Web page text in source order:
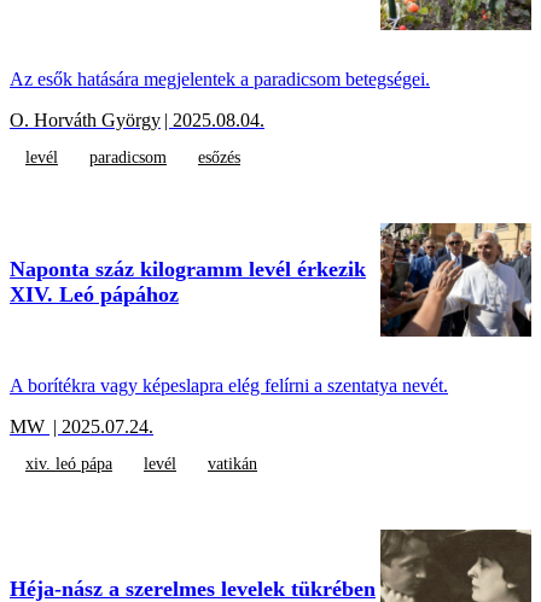
Az esők hatására megjelentek a paradicsom betegségei.
O. Horváth György | 2025.08.04.
levél paradicsom esőzés
Naponta száz kilogramm levél érkezik
XIV. Leó pápához
A borítékra vagy képeslapra elég felírni a szentatya nevét.
MW | 2025.07.24.
xiv. leó pápa levél vatikán
Héja-nász a szerelmes levelek tükrében